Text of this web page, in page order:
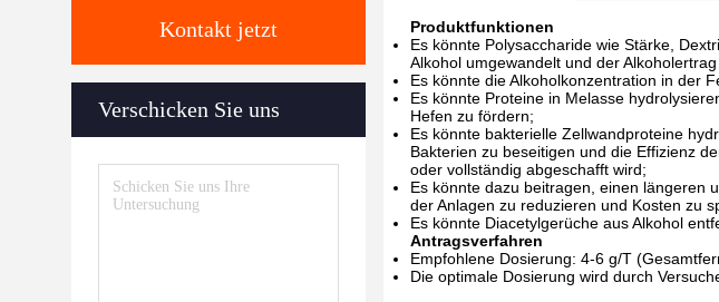
Kontakt jetzt
Verschicken Sie uns
Produktfunktionen
Es könnte Polysaccharide wie Stärke,
Alkohol umgewandelt und der Alkoholertrag
Es könnte die Alkoholkonzentration in der
Es könnte Proteine in Melasse
Hefen zu fördern;
Es könnte bakterielle Zellwandproteine
Bakterien zu beseitigen und die Effizienz
oder vollständig abgeschafft wird;
Es könnte dazu beitragen, einen längeren
der Anlagen zu reduzieren und Kosten zu
Es könnte Diacetylgerüche aus Alkohol
Antragsverfahren
Empfohlene Dosierung: 4-6 g/T
Die optimale Dosierung wird durch